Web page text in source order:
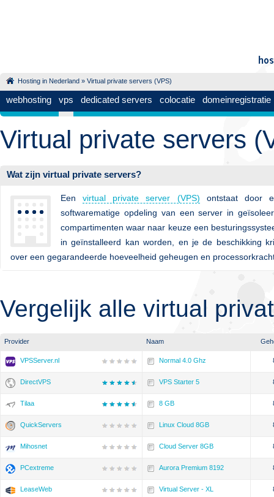
Hosting in Nederland » Virtual private servers (VPS)
webhosting vps dedicated servers colocatie domeinregistratie
Virtual private servers
Wat zijn virtual private servers?
Eenvirtual private server (VPS) ontstaat door
softwarematige opdeling van een server in
compartimenten waar naar keuze een
in geïnstalleerd kan worden, en je de beschikking
over een gegarandeerde hoeveelheid geheugen en
Vergelijk alle virtual
Provider Naam
VPSServer.nl Normal 4.0 Ghz
DirectVPS VPS Starter 5
Tilaa 8 GB
QuickServers Linux Cloud 8GB
Mihosnet Cloud Server 8GB
PCextreme Aurora Premium 8192
LeaseWeb Virtual Server - XL